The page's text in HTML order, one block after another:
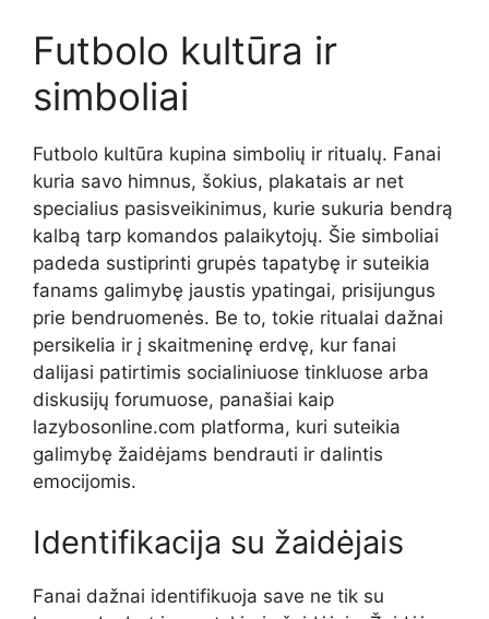
Futbolo kultūra ir
simboliai
Futbolo kultūra kupina simbolių ir ritualų. Fanai
kuria savo himnus, šokius, plakatais ar net
specialius pasisveikinimus, kurie sukuria bendrą
kalbą tarp komandos palaikytojų. Šie simboliai
padeda sustiprinti grupės tapatybę ir suteikia
fanams galimybę jaustis ypatingai, prisijungus
prie bendruomenės. Be to, tokie ritualai dažnai
persikelia ir į skaitmeninę erdvę, kur fanai
dalijasi patirtimis socialiniuose tinkluose arba
diskusijų forumuose, panašiai kaip
lazybosonline.com platforma, kuri suteikia
galimybę žaidėjams bendrauti ir dalintis
emocijomis.
Identifikacija su žaidėjais
Fanai dažnai identifikuoja save ne tik su